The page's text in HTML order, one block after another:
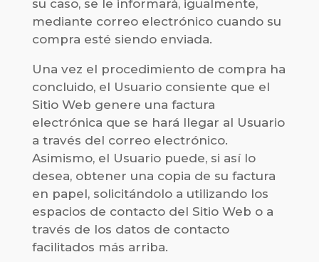
su caso, se le informará, igualmente,
mediante correo electrónico cuando su
compra esté siendo enviada.
Una vez el procedimiento de compra ha
concluido, el Usuario consiente que el
Sitio Web genere una factura
electrónica que se hará llegar al Usuario
a través del correo electrónico.
Asimismo, el Usuario puede, si así lo
desea, obtener una copia de su factura
en papel, solicitándolo a utilizando los
espacios de contacto del Sitio Web o a
través de los datos de contacto
facilitados más arriba.